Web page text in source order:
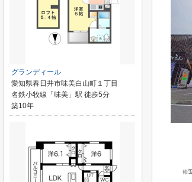
※
グランディール
愛知県春日井市味美白山町１丁目
名鉄小牧線「味美」駅 徒歩5分
築10年